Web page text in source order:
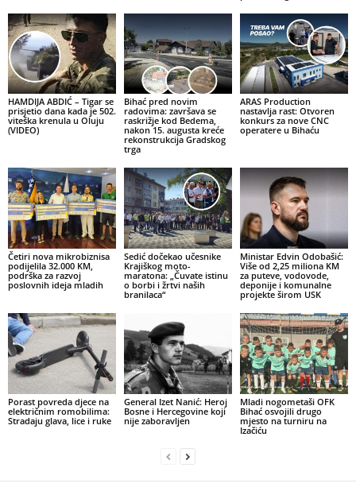
HAMDIJA ABDIĆ – Tigar se
prisjetio dana kada je 502.
viteška krenula u Oluju
(VIDEO)
Bihać pred novim
radovima: završava se
raskrižje kod Bedema,
nakon 15. augusta kreće
rekonstrukcija Gradskog
trga
ARAS Production
nastavlja rast: Otvoren
konkurs za nove CNC
operatere u Bihaću
Četiri nova mikrobiznisa
podijelila 32.000 KM,
podrška za razvoj
poslovnih ideja mladih
Sedić dočekao učesnike
Krajiškog moto-
maratona: „Čuvate istinu
o borbi i žrtvi naših
branilaca“
Ministar Edvin Odobašić:
Više od 2,25 miliona KM
za puteve, vodovode,
deponije i komunalne
projekte širom USK
Porast povreda djece na
električnim romobilima:
Stradaju glava, lice i ruke
General Izet Nanić: Heroj
Bosne i Hercegovine koji
nije zaboravljen
Mladi nogometaši OFK
Bihać osvojili drugo
mjesto na turniru na
Izačiću